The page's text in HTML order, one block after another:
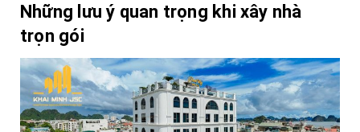
Những lưu ý quan trọng khi xây nhà
trọn gói